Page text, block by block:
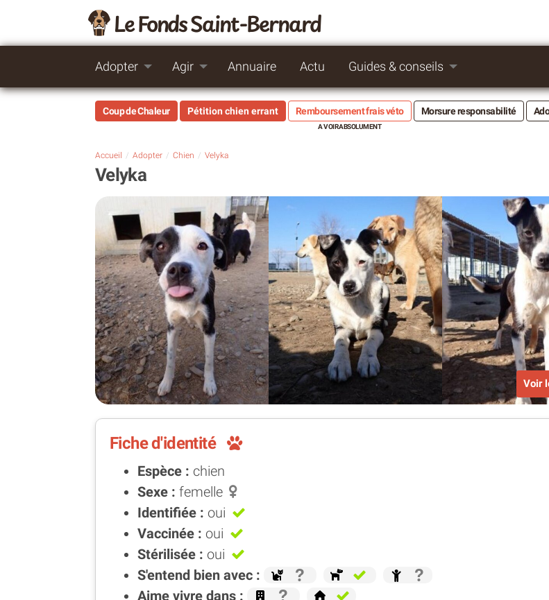
Le Fonds Saint-Bernard
Adopter Agir Annuaire Actu Guides & conseils
Coup de Chaleur Pétition chien errant Remboursement frais véto Morsure responsabilité
Accueil Adopter Chien Velyka
Velyka
Voir
Fiche d'identité
Espèce : chien
Sexe : femelle
Identifiée : oui
Vaccinée : oui
Stérilisée : oui
S'entend bien avec :
Aime vivre dans :